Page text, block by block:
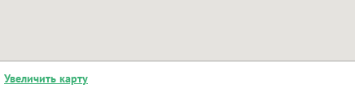
Увеличить карту